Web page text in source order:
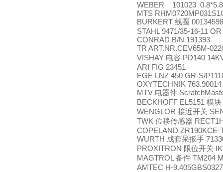
WEBER 101023
MTS
BURKERT 线圈 00134598
STAHL 9471/35-16-11
CONRAD B/N 191393
TR ART.NR.CEV65M-
VISHAY 电容 PD140
ARI FIG 23451
EGE LNZ 450 GR-S/
OXYTECHNIK 763.90014
MTV 电器件
BECKHOFF EL5151 模块
WENGLOR 接近开关
TWK 位移传感器
COPELAND ZR190KCE-
WURTH 成套呆扳手
PROXITRON 限位开关
MAGTROL 备件 TM204
AMTEC H-